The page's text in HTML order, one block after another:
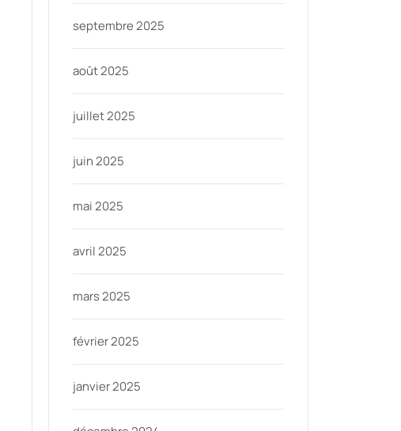
septembre 2025
août 2025
juillet 2025
juin 2025
mai 2025
avril 2025
mars 2025
février 2025
janvier 2025